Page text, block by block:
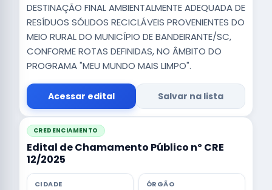
DESTINAÇÃO FINAL AMBIENTALMENTE ADEQUADA DE
RESÍDUOS SÓLIDOS RECICLÁVEIS PROVENIENTES DO
MEIO RURAL DO MUNICÍPIO DE BANDEIRANTE/SC,
CONFORME ROTAS DEFINIDAS, NO ÂMBITO DO
PROGRAMA "MEU MUNDO MAIS LIMPO".
Acessar edital Salvar na lista
CREDENCIAMENTO
Edital de Chamamento Público nº CRE
12/2025
CIDADE ÓRGÃO